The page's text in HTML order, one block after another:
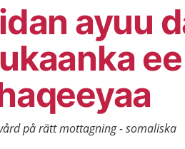
ayuu
på rätt mottagning - somaliska